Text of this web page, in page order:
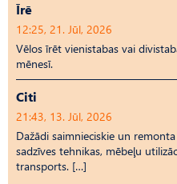
Īrē
12:25, 21. Jūl, 2026
Vēlos īrēt vienistabas vai
mēnesī.
Citi
21:43, 13. Jūl, 2026
Dažādi saimnieciskie un
sadzīves tehnikas, mēbeļu
transports. […]